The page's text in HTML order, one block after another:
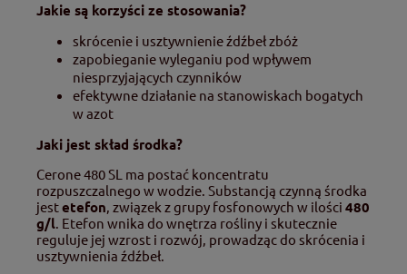
Jakie są korzyści ze stosowania?
skrócenie i usztywnienie źdźbeł zbóż
zapobieganie wyleganiu pod wpływem
niesprzyjających czynników
efektywne działanie na stanowiskach bogatych
w azot
Jaki jest skład środka?
Cerone 480 SL ma postać koncentratu
rozpuszczalnego w wodzie. Substancją czynną środka
jestetefon, związek z grupy fosfonowych w ilości 480
g/l. Etefon wnika do wnętrza rośliny i skutecznie
reguluje jej wzrost i rozwój, prowadząc do skrócenia i
usztywnienia źdźbeł.